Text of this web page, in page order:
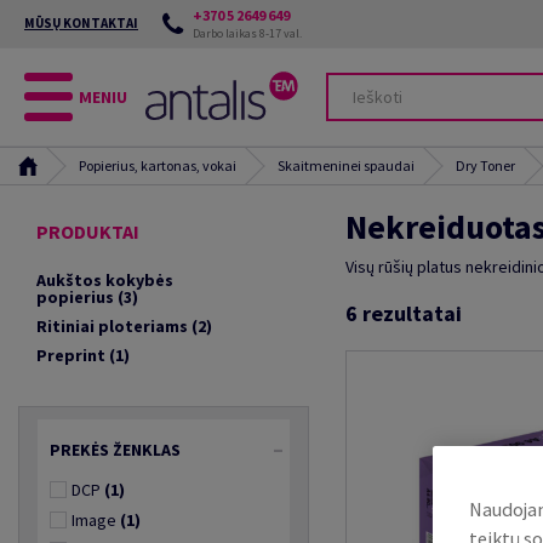
MŪSŲ KONTAKTAI +370 5 2649 649
Darbo laikas 8-17 val.
MENIU
Popierius, kartonas, vokai Skaitmeninei spaudai Dry Toner
PRODUKTAI
Aukštos kokybės
popierius (3)
Ritiniai ploteriams (2)
Preprint (1)
PREKĖS ŽENKLAS
DCP (1)
Image (1)
Visų rūšių platus
6 rezultatai
teiktų